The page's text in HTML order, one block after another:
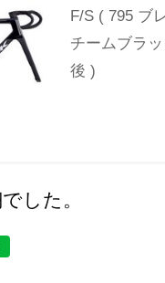
F/S ( 795 ブ
チームブラ
後 )
した。